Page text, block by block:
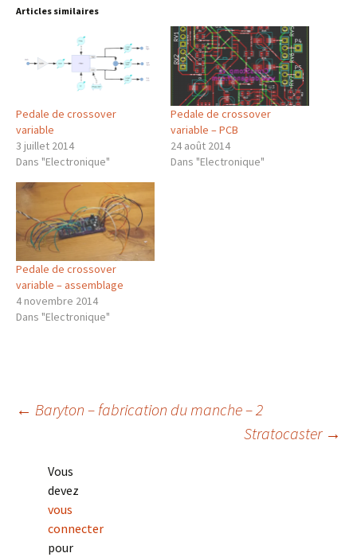
Articles similaires
Pedale de crossover
variable
3 juillet 2014
Dans "Electronique"
Pedale de crossover
variable – PCB
24 août 2014
Dans "Electronique"
Pedale de crossover
variable – assemblage
4 novembre 2014
Dans "Electronique"
Navigation
des
articles
← Baryton – fabrication du manche – 2
Stratocaster →
Vous
devez
vous
connecter
pour